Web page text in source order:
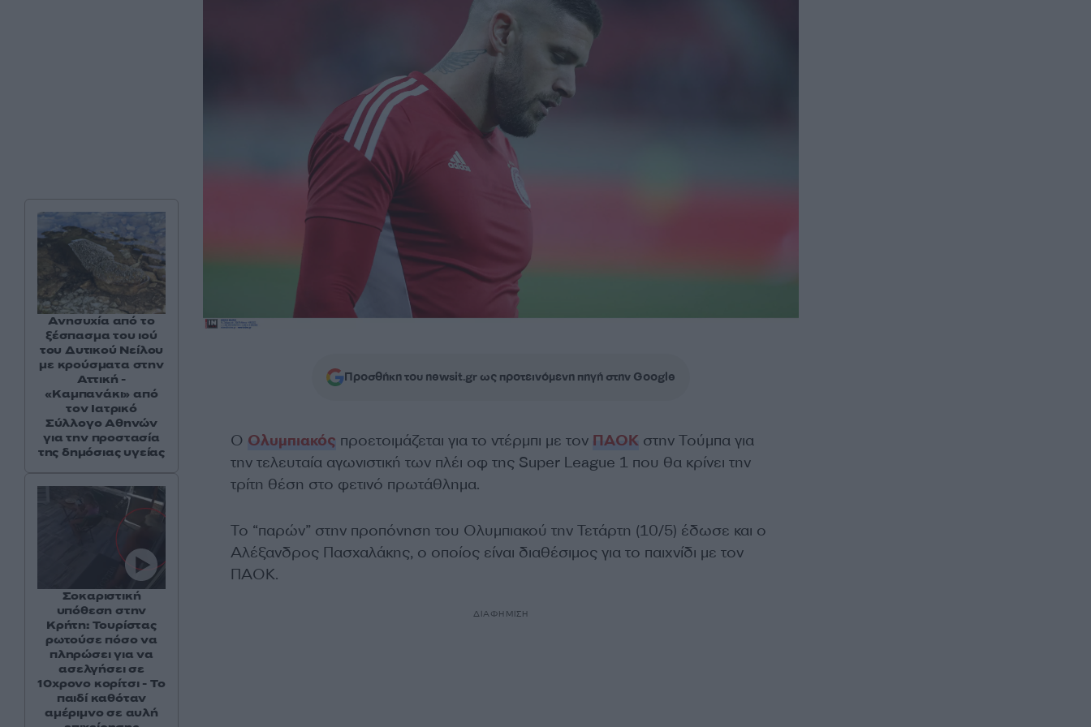
Προσθήκη του newsit.gr ως προτεινόμενη πηγή στην Google
Ο Ολυμπιακός προετοιμάζεται για το ντέρμπι με τον ΠΑΟΚστην Τούμπα για
την τελευταία αγωνιστική των πλέι οφ της Super League 1 που θα κρίνει την
τρίτη θέση στο φετινό πρωτάθλημα.
Το “παρών” στην προπόνηση του Ολυμπιακού την Τετάρτη (10/5) έδωσε και ο
Αλέξανδρος Πασχαλάκης, ο οποίος είναι διαθέσιμος για το παιχνίδι με τον
ΠΑΟΚ.
ΔΙΑΦΗΜΙΣΗ
Ανησυχία από το
ξέσπασμα του ιού
του Δυτικού Νείλου
με κρούσματα στην
Αττική -
«Καμπανάκι» από
τον Ιατρικό
Σύλλογο Αθηνών
για την προστασία
της δημόσιας υγείας
Σοκαριστική
υπόθεση στην
Κρήτη: Τουρίστας
ρωτούσε πόσο να
πληρώσει για να
ασελγήσει σε
10χρονο κορίτσι - Το
παιδί καθόταν
αμέριμνο σε αυλή